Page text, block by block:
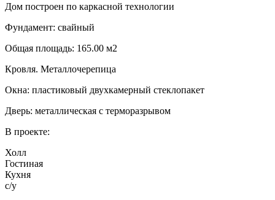
Дом построен по каркасной технологии
Фундамент: свайный
Общая площадь: 165.00 м2
Кровля. Металлочерепица
Окна: пластиковый двухкамерный стеклопакет
Дверь: металлическая с терморазрывом
В проекте:
Холл
Гостиная
Кухня
с/у